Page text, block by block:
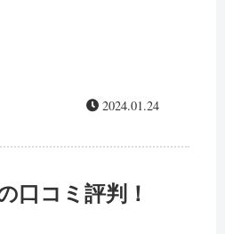
2024.01.24
口コミ評判！